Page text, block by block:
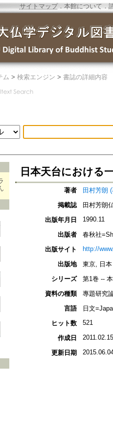
サイトマップ．本館について ．
ム > 検索エンジン > 書誌の詳細内容
日本天台における
著者
田村芳朗
掲載誌
田村芳朗
出版年月日
1990.11
出版者
春秋社
出版サイト
http://
出版地
東京, 日
シリーズ
第1巻 --
資料の種類
專題研究
言語
日文
ヒット数
521
作成日 2011.02.15
更新日期